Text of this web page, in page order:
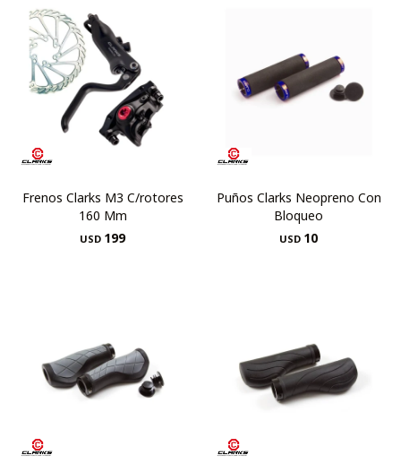
Frenos Clarks M3 C/rotores
160 Mm
USD 199
Puños Clarks Neopreno Con
Bloqueo
USD 10